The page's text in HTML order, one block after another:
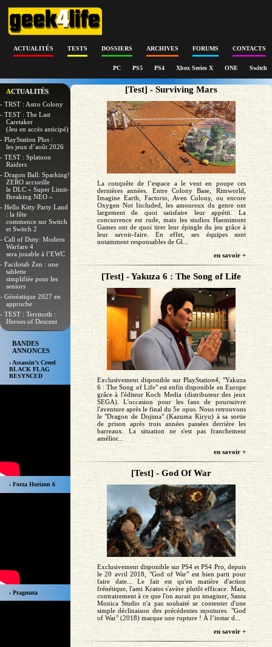
ACTUALITÉS TESTS DOSSIERS ARCHIVES FORUMS CONTACTS
PC PS5 PS4 Xbox Series X ONE Switch
ACTUALITÉS
- TRST : Astro Colony
- TEST : The Last
Caretaker
(Jeu en accès anticipé)
- PlayStation Plus :
les jeux d’août 2026
- TEST : Splatoon
Raiders
- Dragon Ball: Sparking!
ZERO accueille
le DLC « Super Limit-
Breaking NEO »
- Hello Kitty Party Land
: la fête
commence sur Switch
et Switch 2
- Call of Duty: Modern
Warfare 4
sera jouable à l’EWC
- Facilotab Zen : une
tablette
simplifiée pour les
seniors
- Généatique 2027 en
approche
- TEST : Terrinoth :
Heroes of Descent
BANDES
ANNONCES
› Assassin’s Creed
BLACK FLAG
RESYNCED
› Forza Horizon 6
› Pragmata
[Test] - Surviving Mars
La conquête de l’espace a le vent en poupe ces
dernières années. Entre Colony Base, Rimworld,
Imagine Earth, Factorio, Aven Colony, ou encore
Oxygen Not Included, les amoureux du genre ont
largement de quoi satisfaire leur appétit. La
concurrence est rude, mais les studios Haemimont
Games ont de quoi tirer leur épingle du jeu grâce à
leur savoir-faire. En effet, ses équipes sont
notamment responsables de Gl...
en savoir +
[Test] - Yakuza 6 : The Song of Life
Exclusivement disponible sur PlayStation4, "Yakuza
6 : The Song of Life" est enfin disponible en Europe
grâce à l'éditeur Koch Media (distributeur des jeux
SEGA). L'occasion pour les fans de poursuivre
l'aventure après le final du 5e opus. Nous retrouvons
le "Dragon de Dojima" (Kazuma Kiryu) à sa sortie
de prison après trois années passées derrière les
barreaux. La situation ne s'est pas franchement
amélior...
en savoir +
[Test] - God Of War
Exclusivement disponible sur PS4 et PS4 Pro, depuis
le 20 avril 2018, "God of War" est bien parti pour
faire date... Le fait est qu'en matière d'action
frénétique, l'ami Kratos s'avère plutôt efficace. Mais,
contrairement à ce que l'on aurait pu imaginer, Santa
Monica Studio n'a pas souhaité se contenter d'une
simple déclinaison des précédentes moutures. "God
of War" (2018) marque une rupture ! À l’instar d...
en savoir +